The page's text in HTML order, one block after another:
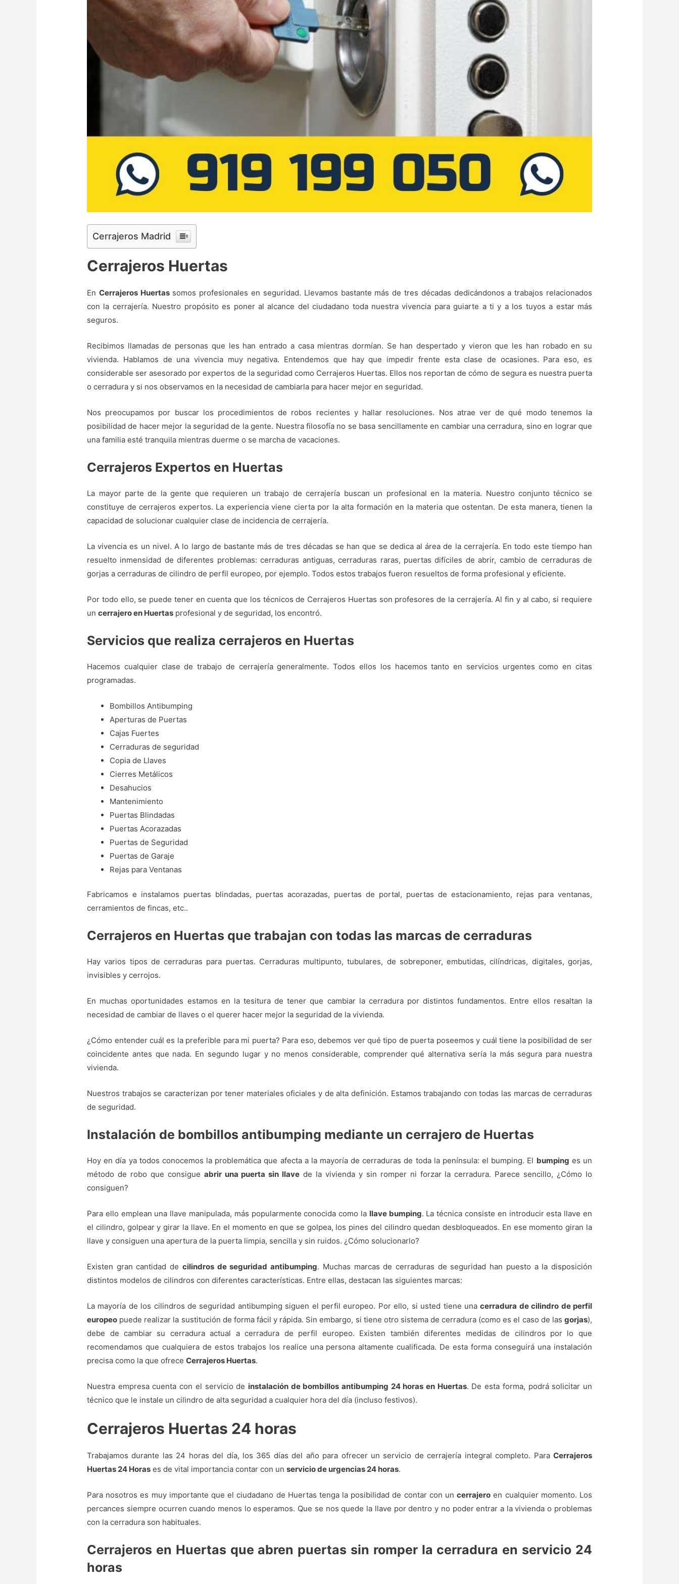
Cerrajeros Madrid
Cerrajeros Huertas
En Cerrajeros Huertassomos profesionales en seguridad. Llevamos bastante más de tres décadas dedicándonos a trabajos relacionados
con la cerrajería. Nuestro propósito es poner al alcance del ciudadano toda nuestra vivencia para guiarte a ti y a los tuyos a estar más
seguros.
Recibimos llamadas de personas que les han entrado a casa mientras dormían. Se han despertado y vieron que les han robado en su
vivienda. Hablamos de una vivencia muy negativa. Entendemos que hay que impedir frente esta clase de ocasiones. Para eso, es
considerable ser asesorado por expertos de la seguridad como Cerrajeros Huertas. Ellos nos reportan de cómo de segura es nuestra puerta
o cerradura y si nos observamos en la necesidad de cambiarla para hacer mejor en seguridad.
Nos preocupamos por buscar los procedimientos de robos recientes y hallar resoluciones. Nos atrae ver de qué modo tenemos la
posibilidad de hacer mejor la seguridad de la gente. Nuestra filosofía no se basa sencillamente en cambiar una cerradura, sino en lograr que
una familia esté tranquila mientras duerme o se marcha de vacaciones.
Cerrajeros Expertos en Huertas
La mayor parte de la gente que requieren un trabajo de cerrajería buscan un profesional en la materia. Nuestro conjunto técnico se
constituye de cerrajeros expertos. La experiencia viene cierta por la alta formación en la materia que ostentan. De esta manera, tienen la
capacidad de solucionar cualquier clase de incidencia de cerrajería.
La vivencia es un nivel. A lo largo de bastante más de tres décadas se han que se dedica al área de la cerrajería. En todo este tiempo han
resuelto inmensidad de diferentes problemas: cerraduras antiguas, cerraduras raras, puertas difíciles de abrir, cambio de cerraduras de
gorjas a cerraduras de cilindro de perfil europeo, por ejemplo. Todos estos trabajos fueron resueltos de forma profesional y eficiente.
Por todo ello, se puede tener en cuenta que los técnicos de Cerrajeros Huertas son profesores de la cerrajería. Al fin y al cabo, si requiere
uncerrajero en Huertas profesional y de seguridad, los encontró.
Servicios que realiza cerrajeros en Huertas
Hacemos cualquier clase de trabajo de cerrajería generalmente. Todos ellos los hacemos tanto en servicios urgentes como en citas
programadas.
Bombillos Antibumping
Aperturas de Puertas
Cajas Fuertes
Cerraduras de seguridad
Copia de Llaves
Cierres Metálicos
Desahucios
Mantenimiento
Puertas Blindadas
Puertas Acorazadas
Puertas de Seguridad
Puertas de Garaje
Rejas para Ventanas
Fabricamos e instalamos puertas blindadas, puertas acorazadas, puertas de portal, puertas de estacionamiento, rejas para ventanas,
cerramientos de fincas, etc..
Cerrajeros en Huertas que trabajan con todas las marcas de cerraduras
Hay varios tipos de cerraduras para puertas. Cerraduras multipunto, tubulares, de sobreponer, embutidas, cilíndricas, digitales, gorjas,
invisibles y cerrojos.
En muchas oportunidades estamos en la tesitura de tener que cambiar la cerradura por distintos fundamentos. Entre ellos resaltan la
necesidad de cambiar de llaves o el querer hacer mejor la seguridad de la vivienda.
¿Cómo entender cuál es la preferible para mi puerta? Para eso, debemos ver qué tipo de puerta poseemos y cuál tiene la posibilidad de ser
coincidente antes que nada. En segundo lugar y no menos considerable, comprender qué alternativa sería la más segura para nuestra
vivienda.
Nuestros trabajos se caracterizan por tener materiales oficiales y de alta definición. Estamos trabajando con todas las marcas de cerraduras
de seguridad.
Instalación de bombillos antibumping mediante un cerrajero de Huertas
Hoy en día ya todos conocemos la problemática que afecta a la mayoría de cerraduras de toda la península: el bumping. El bumping es un
método de robo que consigue abrir una puerta sin llave de la vivienda y sin romper ni forzar la cerradura. Parece sencillo, ¿Cómo lo
consiguen?
Para ello emplean una llave manipulada, más popularmente conocida como la llave bumping. La técnica consiste en introducir esta llave en
el cilindro, golpear y girar la llave. En el momento en que se golpea, los pines del cilindro quedan desbloqueados. En ese momento giran la
llave y consiguen una apertura de la puerta limpia, sencilla y sin ruidos. ¿Cómo solucionarlo?
Existen gran cantidad de cilindros de seguridad antibumping. Muchas marcas de cerraduras de seguridad han puesto a la disposición
distintos modelos de cilindros con diferentes características. Entre ellas, destacan las siguientes marcas:
La mayoría de los cilindros de seguridad antibumping siguen el perfil europeo. Por ello, si usted tiene unacerradura de cilindro de perfil
europeo puede realizar la sustitución de forma fácil y rápida. Sin embargo, si tiene otro sistema de cerradura (como es el caso de las gorjas),
debe de cambiar su cerradura actual a cerradura de perfil europeo. Existen también diferentes medidas de cilindros por lo que
recomendamos que cualquiera de estos trabajos los realice una persona altamente cualificada. De esta forma conseguirá una instalación
precisa como la que ofreceCerrajeros Huertas.
Nuestra empresa cuenta con el servicio de instalación de bombillos antibumping 24 horas en Huertas. De esta forma, podrá solicitar un
técnico que le instale un cilindro de alta seguridad a cualquier hora del día (incluso festivos).
Cerrajeros Huertas 24 horas
Trabajamos durante las 24 horas del día, los 365 días del año para ofrecer un servicio de cerrajería integral completo. Para Cerrajeros
Huertas 24 Horas es de vital importancia contar con unservicio de urgencias 24 horas.
Para nosotros es muy importante que el ciudadano de Huertas tenga la posibilidad de contar con uncerrajero en cualquier momento. Los
percances siempre ocurren cuando menos lo esperamos. Que se nos quede la llave por dentro y no poder entrar a la vivienda o problemas
con la cerradura son habituales.
Cerrajeros en Huertas que abren puertas sin romper la cerradura en servicio 24
horas